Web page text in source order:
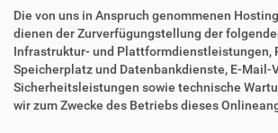
Die von uns in Anspruch genommenen
dienen der Zurverfügungstellung der
Infrastruktur- und Plattformdienstleistungen,
Speicherplatz und Datenbankdienste, E-Mail-
Sicherheitsleistungen sowie technische
wir zum Zwecke des Betriebs dieses